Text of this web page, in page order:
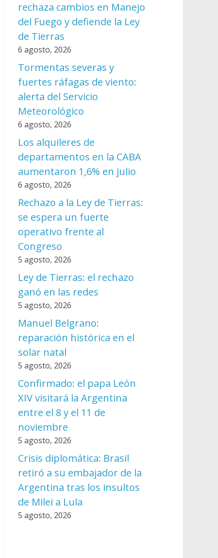
rechaza cambios en Manejo
del Fuego y defiende la Ley
de Tierras
6 agosto, 2026
Tormentas severas y
fuertes ráfagas de viento:
alerta del Servicio
Meteorológico
6 agosto, 2026
Los alquileres de
departamentos en la CABA
aumentaron 1,6% en julio
6 agosto, 2026
Rechazo a la Ley de Tierras:
se espera un fuerte
operativo frente al
Congreso
5 agosto, 2026
Ley de Tierras: el rechazo
ganó en las redes
5 agosto, 2026
Manuel Belgrano:
reparación histórica en el
solar natal
5 agosto, 2026
Confirmado: el papa León
XIV visitará la Argentina
entre el 8 y el 11 de
noviembre
5 agosto, 2026
Crisis diplomática: Brasil
retiró a su embajador de la
Argentina tras los insultos
de Milei a Lula
5 agosto, 2026